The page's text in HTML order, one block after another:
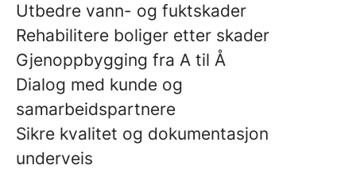
Utbedre vann- og fuktskader
Rehabilitere boliger etter skader
Gjenoppbygging fra A til Å
Dialog med kunde og
samarbeidspartnere
Sikre kvalitet og dokumentasjon
underveis